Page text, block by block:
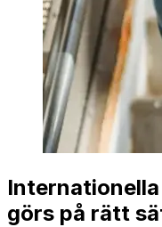
görs på rätt